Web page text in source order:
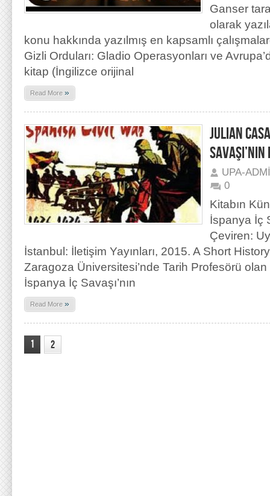
Ganser
olarak
konu hakkında yazılmış en kapsamlı
Gizli Orduları: Gladio Operasyonları ve
kitap (İngilizce orijinal
Read More »
JULIAN
SAVAŞI’NIN
UPA-
0
Kitabın
İspanya İç
Çeviren:
İstanbul: İletişim Yayınları, 2015. A Short
Zaragoza Üniversitesi’nde Tarih Profesörü
İspanya İç Savaşı’nın
Read More »
1 2